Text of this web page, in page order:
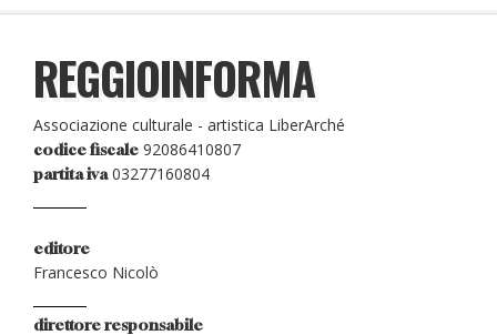
REGGIOINFORMA
Associazione culturale - artistica LiberArché
codice fiscale 92086410807
partita iva03277160804
editore
Francesco Nicolò
direttore responsabile